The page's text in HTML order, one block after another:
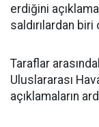
erdiğini
saldırılardan
Taraflar
Uluslararası
açıklamaların